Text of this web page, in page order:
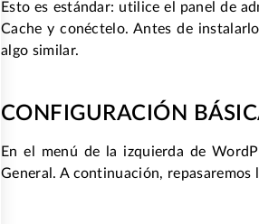
Esto es estándar: utilice el panel de
Cache y conéctelo. Antes de
algo similar.
CONFIGURACIÓN
En el menú de la izquierda de
General. A continuación,